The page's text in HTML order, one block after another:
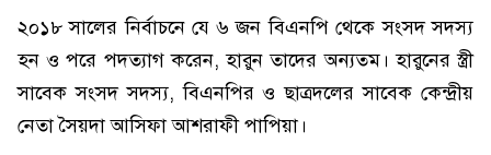
২০১৮ সালের নির্বাচনে যে ৬ জন বিএনপি থেকে সংসদ সদস্য
হন ও পরে পদত্যাগ করেন, হারুন তাদের অন্যতম। হারুনের স্ত্রী
সাবেক সংসদ সদস্য, বিএনপির ও ছাত্রদলের সাবেক কেন্দ্রীয়
নেতা সৈয়দা আসিফা আশরাফী পাপিয়া।